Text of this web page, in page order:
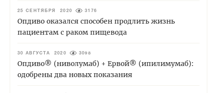
25 СЕНТЯБРЯ 2020 3176
Опдиво оказался способен продлить жизнь
пациентам с раком пищевода
30 АВГУСТА 2020 3098
Опдиво® (ниволумаб) + Ервой® (ипилимумаб):
одобрены два новых показания